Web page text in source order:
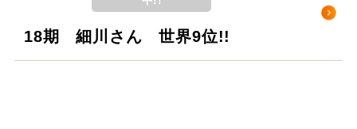
18期 細川さん 世界9位!!